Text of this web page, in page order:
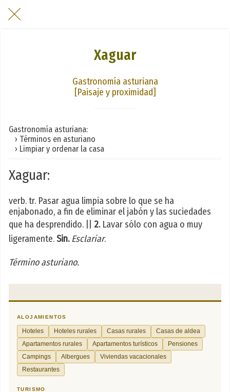
Xaguar
Gastronomía asturiana
[Paisaje y proximidad]
Gastronomía asturiana:
› Términos en asturiano
› Limpiar y ordenar la casa
Xaguar:
verb. tr. Pasar agua limpia sobre lo que se ha
enjabonado, a fin de eliminar el jabón y las suciedades
que ha desprendido. || 2.Lavar sólo con agua o muy
ligeramente.Sin. Esclariar.
Término asturiano.